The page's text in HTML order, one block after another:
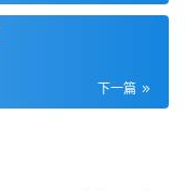
下一篇